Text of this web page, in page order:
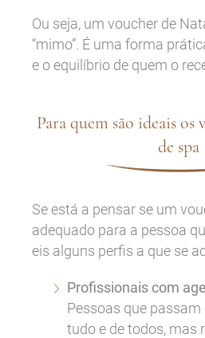
Ou seja, um voucher de
“mimo”. É uma forma
e o equilíbrio de quem o
Para quem são ideais os
de spa
Se está a pensar se um
adequado para a pessoa
eis alguns perfis a que se
Profissionais com
Pessoas que
tudo e de todos, mas